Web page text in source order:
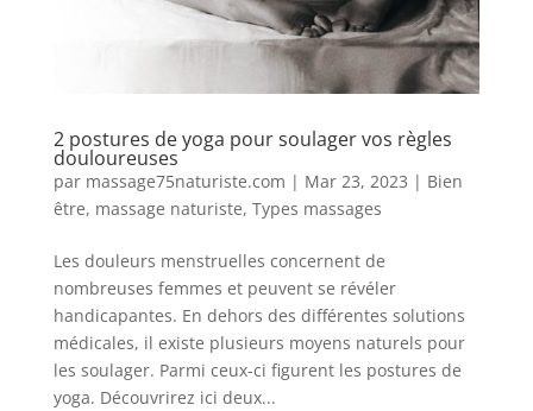
2 postures de yoga pour soulager vos règles
douloureuses
par massage75naturiste.com | Mar 23, 2023 | Bien
être, massage naturiste, Types massages
Les douleurs menstruelles concernent de
nombreuses femmes et peuvent se révéler
handicapantes. En dehors des différentes solutions
médicales, il existe plusieurs moyens naturels pour
les soulager. Parmi ceux-ci figurent les postures de
yoga. Découvrirez ici deux...